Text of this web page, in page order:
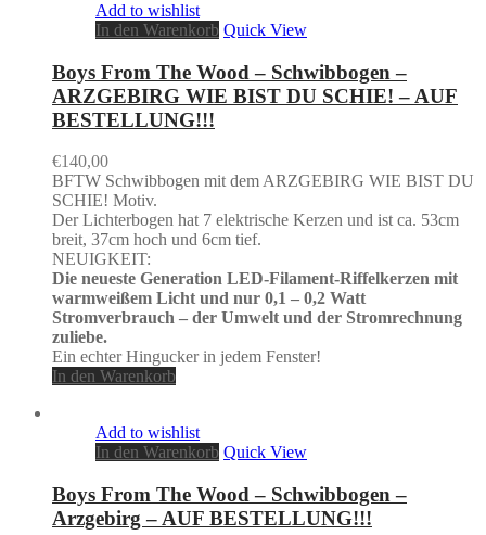
Add to wishlist
In den Warenkorb Quick View
Boys From The Wood – Schwibbogen –
ARZGEBIRG WIE BIST DU SCHIE! – AUF
BESTELLUNG!!!
€140,00
BFTW Schwibbogen mit dem ARZGEBIRG WIE BIST DU
SCHIE! Motiv.
Der Lichterbogen hat 7 elektrische Kerzen und ist ca. 53cm
breit, 37cm hoch und 6cm tief.
NEUIGKEIT:
Die neueste Generation LED-Filament-Riffelkerzen mit
warmweißem Licht und nur 0,1 – 0,2 Watt
Stromverbrauch – der Umwelt und der Stromrechnung
zuliebe.
Ein echter Hingucker in jedem Fenster!
In den Warenkorb
Add to wishlist
In den Warenkorb Quick View
Boys From The Wood – Schwibbogen –
Arzgebirg – AUF BESTELLUNG!!!